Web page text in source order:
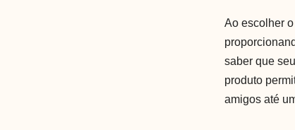
Ao escolher
saber que
produto
amigos até